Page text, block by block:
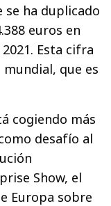
se ha duplicado
euros en
Esta cifra
que es
cogiendo más
desafío al
Show, el
Europa sobre